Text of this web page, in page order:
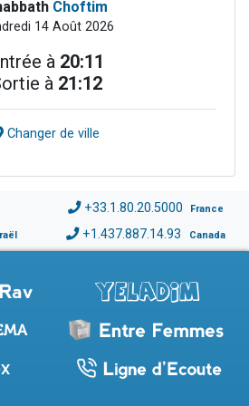
Choftim
14 Août 2026
à 20:11
à 21:12
Changer de ville
+33.1.80.20.5000 France
+1.437.887.14.93 Canada